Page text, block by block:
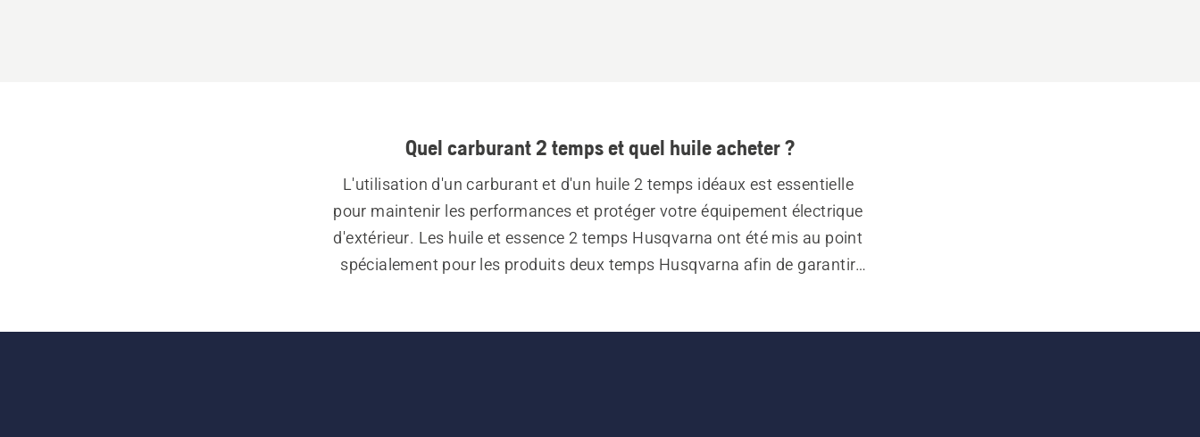
Quel carburant 2 temps et quel huile acheter ?
L'utilisation d'un carburant et d'un huile 2 temps idéaux est essentielle
pour maintenir les performances et protéger votre équipement électrique
d'extérieur. Les huile et essence 2 temps Husqvarna ont été mis au point
spécialement pour les produits deux temps Husqvarna afin de garantir